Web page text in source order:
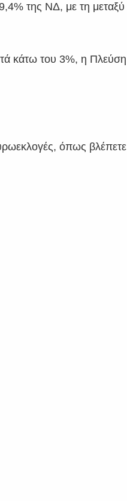
της ΝΔ, με τη μεταξύ
κάτω του 3%, η Πλεύση
όπως βλέπετε